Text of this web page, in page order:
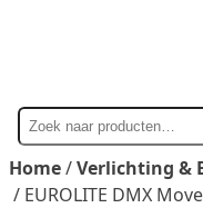
Zoek
naar
Home/Verlichting &
/ EUROLITE DMX